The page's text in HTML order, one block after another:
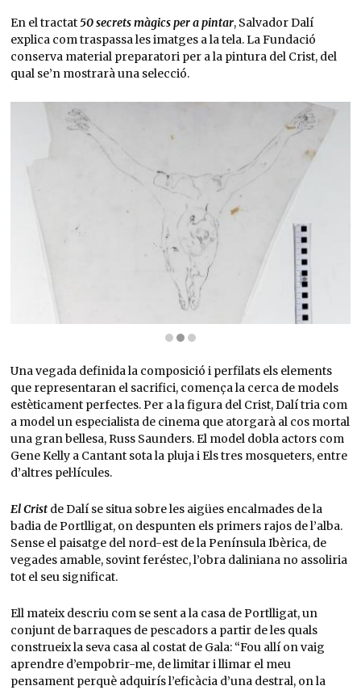
En el tractat50 secrets màgics per a pintar, Salvador Dalí
explica com traspassa les imatges a la tela. La Fundació
conserva material preparatori per a la pintura del Crist, del
qual se’n mostrarà una selecció.
Una vegada definida la composició i perfilats els elements
que representaran el sacrifici, comença la cerca de models
estèticament perfectes. Per a la figura del Crist, Dalí tria com
a model un especialista de cinema que atorgarà al cos mortal
una gran bellesa, Russ Saunders. El model dobla actors com
Gene Kelly a Cantant sota la pluja i Els tres mosqueters, entre
d’altres pel·lícules.
El Crist de Dalí se situa sobre les aigües encalmades de la
badia de Portlligat, on despunten els primers rajos de l’alba.
Sense el paisatge del nord-est de la Península Ibèrica, de
vegades amable, sovint feréstec, l’obra daliniana no assoliria
tot el seu significat.
Ell mateix descriu com se sent a la casa de Portlligat, un
conjunt de barraques de pescadors a partir de les quals
construeix la seva casa al costat de Gala: “Fou allí on vaig
aprendre d’empobrir-me, de limitar i llimar el meu
pensament perquè adquirís l’eficàcia d’una destral, on la